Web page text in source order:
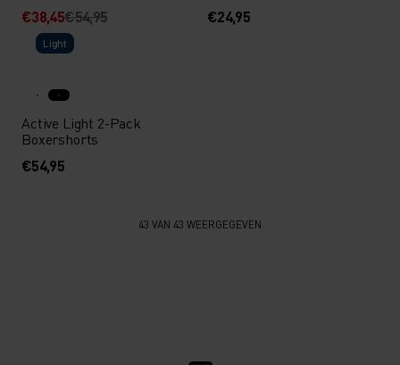
€38,45€54,95 €24,95
Light
Active Light 2-Pack
Boxershorts
€54,95
43 VAN 43 WEERGEGEVEN